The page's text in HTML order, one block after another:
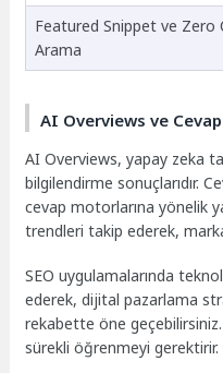
Featured Snippet ve Zero
Arama
AI Overviews ve
AI Overviews, yapay zeka
bilgilendirme sonuçlarıdır.
cevap motorlarına yönelik
trendleri takip ederek,
SEO uygulamalarında
ederek, dijital pazarlama
rekabette öne geçebilirsiniz.
sürekli öğrenmeyi gerektirir.